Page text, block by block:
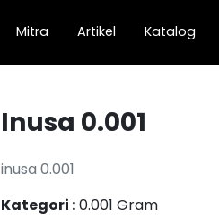
Mitra Artikel Katalog
Inusa 0.001
inusa 0.001
Kategori :0.001 Gram